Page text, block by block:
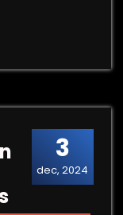
beheren van
3
dec, 2024